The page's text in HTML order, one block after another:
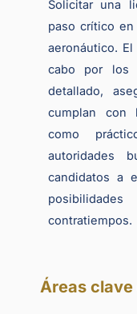
Solicitar una
paso crítico en
aeronáutico.
cabo por los
detallado,
cumplan con
como
autoridades
candidatos a
contratiempos.
Áreas